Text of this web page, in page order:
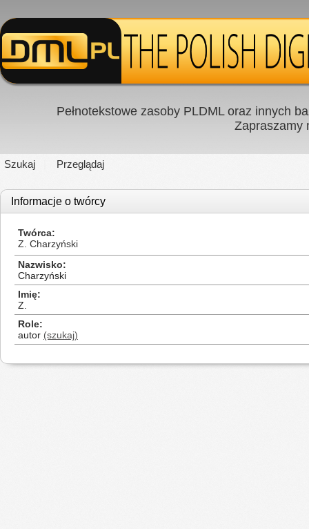
Pełnotekstowe zasoby PLDML oraz innych
Zapraszamy
Szukaj Przeglądaj
Informacje o twórcy
Twórca
Z. Charzyński
Nazwisko
Charzyński
Imię
Z.
Role
autor (szukaj)